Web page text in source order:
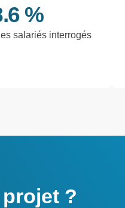
%
salariés interrogés
?